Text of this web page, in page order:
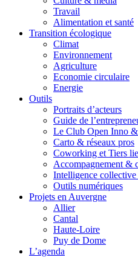
Travail
Alimentation et santé
Transition écologique
Climat
Environnement
Agriculture
Economie circulaire
Energie
Outils
Portraits d’acteurs
Guide de
Le Club Open Inno
Carto & réseaux pros
Coworking et Tiers
Accompagnement &
Intelligence
Outils numériques
Projets en Auvergne
Allier
Cantal
Haute-Loire
Puy de Dome
L’agenda